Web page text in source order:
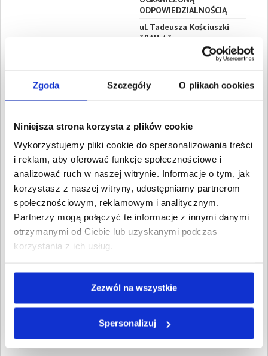
Zgoda Szczegóły O plikach cookies
Niniejsza strona korzysta z plików cookie
Wykorzystujemy pliki cookie do spersonalizowania treści
i reklam, aby oferować funkcje społecznościowe i
analizować ruch w naszej witrynie. Informacje o tym, jak
korzystasz z naszej witryny, udostępniamy partnerom
społecznościowym, reklamowym i analitycznym.
Partnerzy mogą połączyć te informacje z innymi danymi
otrzymanymi od Ciebie lub uzyskanymi podczas
korzystania z ich usług.
Zezwól na wszystkie
Spersonalizuj
ODPOWIEDZIALNOŚCIĄ
ul. Tadeusza Kościuszki
38AH / 3
Siedziba:
Marki
NIP:
1251760743
Roszczenia:
1. Gospodarcze
Wartość:1 747,68 PLN
Data wymagalności:28 maja
2025
W sumie: Wartość:1 747,68 PLN
Koszty sądowe:650,39 PLN
wartość wierzytelności:
zapłaty/